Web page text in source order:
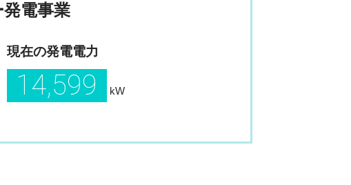
電事業
現在の発電電力
14,599 kW